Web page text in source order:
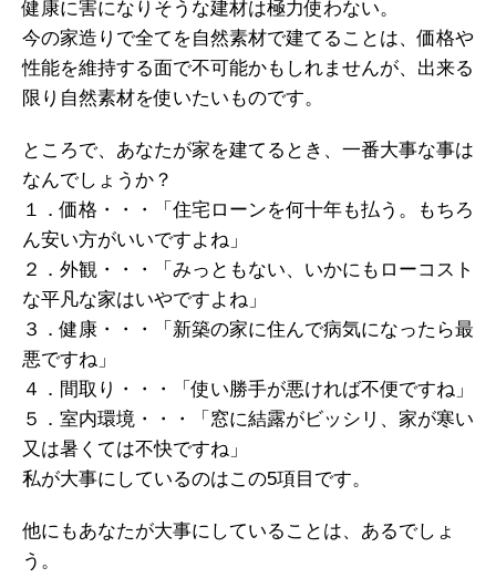
健康に害になりそうな建材は極力使わない。
今の家造りで全てを自然素材で建てることは、価格や
性能を維持する面で不可能かもしれませんが、出来る
限り自然素材を使いたいものです。
ところで、あなたが家を建てるとき、一番大事な事は
なんでしょうか？
１．価格・・・「住宅ローンを何十年も払う。もちろ
ん安い方がいいですよね」
２．外観・・・「みっともない、いかにもローコスト
な平凡な家はいやですよね」
３．健康・・・「新築の家に住んで病気になったら最
悪ですね」
４．間取り・・・「使い勝手が悪ければ不便ですね」
５．室内環境・・・「窓に結露がビッシリ、家が寒い
又は暑くては不快ですね」
私が大事にしているのはこの5項目です。
他にもあなたが大事にしていることは、あるでしょ
う。